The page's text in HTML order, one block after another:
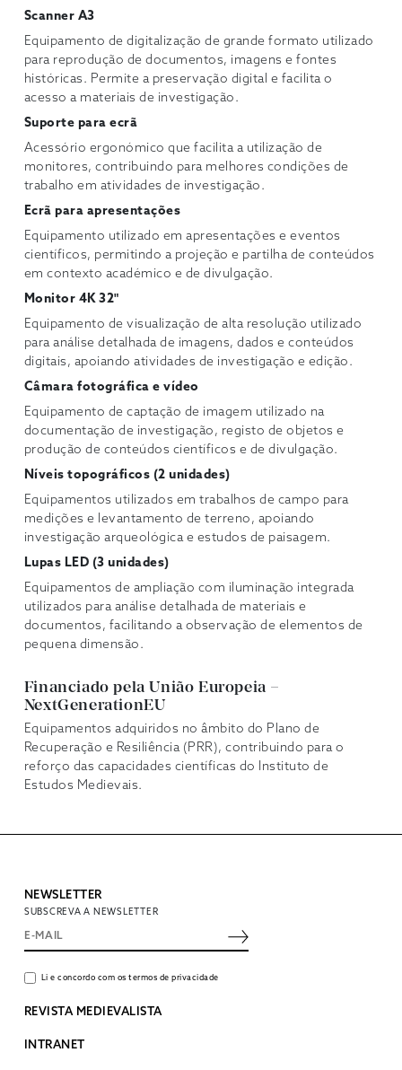
Scanner A3
Equipamento de digitalização de grande formato utilizado
para reprodução de documentos, imagens e fontes
históricas. Permite a preservação digital e facilita o
acesso a materiais de investigação.
Suporte para ecrã
Acessório ergonómico que facilita a utilização de
monitores, contribuindo para melhores condições de
trabalho em atividades de investigação.
Ecrã para apresentações
Equipamento utilizado em apresentações e eventos
científicos, permitindo a projeção e partilha de conteúdos
em contexto académico e de divulgação.
Monitor 4K 32"
Equipamento de visualização de alta resolução utilizado
para análise detalhada de imagens, dados e conteúdos
digitais, apoiando atividades de investigação e edição.
Câmara fotográfica e vídeo
Equipamento de captação de imagem utilizado na
documentação de investigação, registo de objetos e
produção de conteúdos científicos e de divulgação.
Níveis topográficos (2 unidades)
Equipamentos utilizados em trabalhos de campo para
medições e levantamento de terreno, apoiando
investigação arqueológica e estudos de paisagem.
Lupas LED (3 unidades)
Equipamentos de ampliação com iluminação integrada
utilizados para análise detalhada de materiais e
documentos, facilitando a observação de elementos de
pequena dimensão.
Financiado pela União Europeia –
NextGenerationEU
Equipamentos adquiridos no âmbito do Plano de
Recuperação e Resiliência (PRR), contribuindo para o
reforço das capacidades científicas do Instituto de
Estudos Medievais.
NEWSLETTER
SUBSCREVA A NEWSLETTER
Li e concordo com os termos de privacidade
REVISTA MEDIEVALISTA
INTRANET